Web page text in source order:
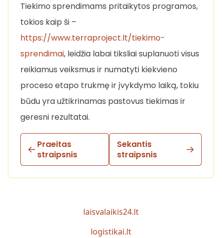
Tiekimo sprendimams pritaikytos programos,
tokios kaip ši –
https://www.terraproject.lt/tiekimo-
sprendimai, leidžia labai tiksliai suplanuoti visus
reikiamus veiksmus ir numatyti kiekvieno
proceso etapo trukmę ir įvykdymo laiką, tokiu
būdu yra užtikrinamas pastovus tiekimas ir
geresni rezultatai.
Praeitas
straipsnis
Sekantis
straipsnis
laisvalaikis24.lt
logistikai.lt